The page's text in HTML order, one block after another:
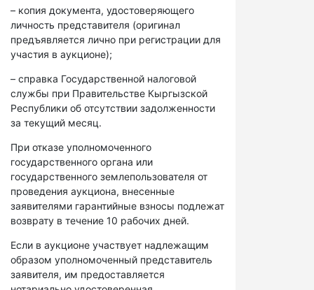
– копия документа, удостоверяющего
личность представителя (оригинал
предъявляется лично при регистрации для
участия в аукционе);
– справка Государственной налоговой
службы при Правительстве Кыргызской
Республики об отсутствии задолженности
за текущий месяц.
При отказе уполномоченного
государственного органа или
государственного землепользователя от
проведения аукциона, внесенные
заявителями гарантийные взносы подлежат
возврату в течение 10 рабочих дней.
Если в аукционе участвует надлежащим
образом уполномоченный представитель
заявителя, им предоставляется